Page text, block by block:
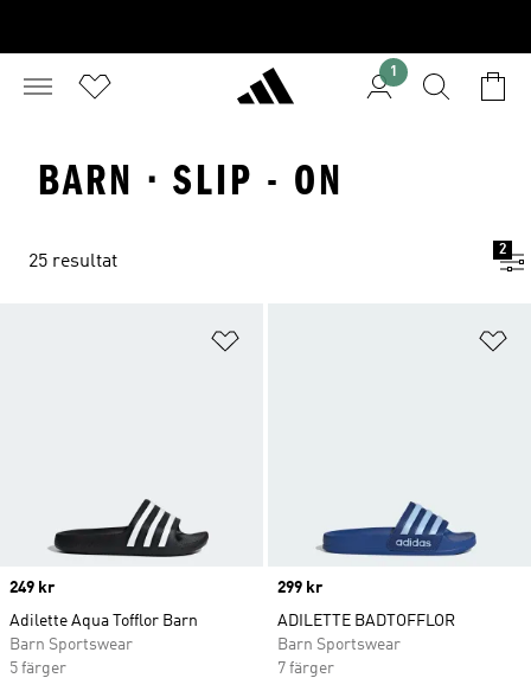
1
BARN · SLIP - ON
25 resultat
2
Price
249 kr
Adilette Aqua Tofflor Barn
Barn Sportswear
5 färger
Price
299 kr
ADILETTE BADTOFFLOR
Barn Sportswear
7 färger